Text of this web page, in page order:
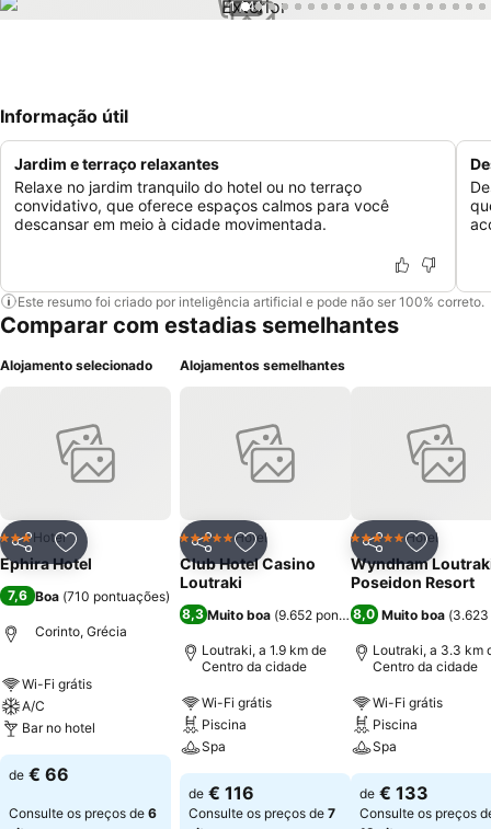
1 / 41
Informação útil
Jardim e terraço relaxantes
Relaxe no jardim tranquilo do hotel ou no terraço
convidativo, que oferece espaços calmos para você
descansar em meio à cidade movimentada.
Este resumo foi criado por inteligência artificial e pode não ser 100% correto.
Comparar com estadias semelhantes
Alojamento selecionado
PartilharAdicionar aos favoritos
3 Estrelas
Hotel
Ephira Hotel
7,6 Boa (710 pontuações)
Corinto, Grécia
Wi-Fi grátis
A/C
Bar no hotel
de € 66
Consulte os preços de 6
Alojamentos semelhantes
PartilharAdicionar aos favoritos
5 EstrelasHotel
Club Hotel Casino
Loutraki
8,3 Muito boa (9.652 pontuações)
Loutraki, a 1.9 km de
Centro da cidade
Wi-Fi grátis
Piscina
Spa
de € 116
Consulte os preços de 7
Partilhar
5 EstrelasHotel
Wyndham
Poseidon Resort
8,0 Muito boa (3.623
Loutraki, a 3.3 km
Centro da cidade
Wi-Fi grátis
Piscina
Spa
de € 133
Consulte os preços